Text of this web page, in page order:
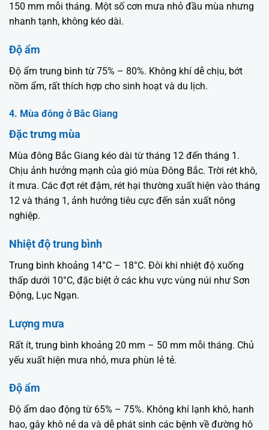
150 mm mỗi tháng. Một số cơn mưa nhỏ đầu mùa nhưng
nhanh tạnh, không kéo dài.
Độ ẩm
Độ ẩm trung bình từ 75% – 80%. Không khí dễ chịu, bớt
nồm ẩm, rất thích hợp cho sinh hoạt và du lịch.
4. Mùa đông ở Bắc Giang
Đặc trưng mùa
Mùa đông Bắc Giang kéo dài từ tháng 12 đến tháng 1.
Chịu ảnh hưởng mạnh của gió mùa Đông Bắc. Trời rét khô,
ít mưa. Các đợt rét đậm, rét hại thường xuất hiện vào tháng
12 và tháng 1, ảnh hưởng tiêu cực đến sản xuất nông
nghiệp.
Nhiệt độ trung bình
Trung bình khoảng 14°C – 18°C. Đôi khi nhiệt độ xuống
thấp dưới 10°C, đặc biệt ở các khu vực vùng núi như Sơn
Động, Lục Ngạn.
Lượng mưa
Rất ít, trung bình khoảng 20 mm – 50 mm mỗi tháng. Chủ
yếu xuất hiện mưa nhỏ, mưa phùn lẻ tẻ.
Độ ẩm
Độ ẩm dao động từ 65% – 75%. Không khí lạnh khô, hanh
hao, gây khô nẻ da và dễ phát sinh các bệnh về đường hô